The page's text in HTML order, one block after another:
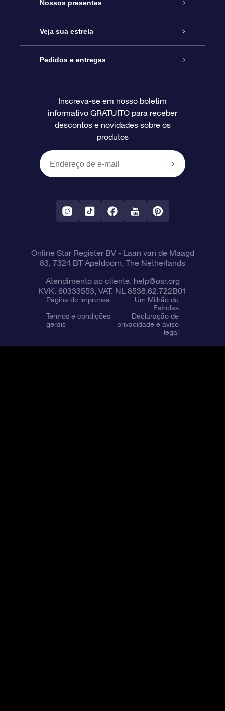
Serviço
Entre em contato conosco
Blog
Avaliações
Nossos presentes
Presente estrelar on-line
Pacote de presente da OSR
O cartão de presente da OSR
Presentes corporativos
Veja sua estrela
Star Register
Página estelar personalizada
Um Milhão de Estrelas
OSR Starsaver
Aplicativo RV Fly me to the stars
Pedidos e entregas
Informações de pagamento
Política de devolução
Constelações
Inscreva-se em nosso boletim
informativo GRATUITO para receber
descontos e novidades sobre os
produtos
Online Star Register BV- Laan van de Maagd
83, 7324 BT Apeldoorn, The Netherlands
Atendimento ao cliente: help@osr.org
KVK: 60333553, VAT: NL 8538.62.722B01
Página de imprensa
Um Milhão de
Estrelas
Termos e condições
gerais
Declaração de
privacidade e aviso
legal